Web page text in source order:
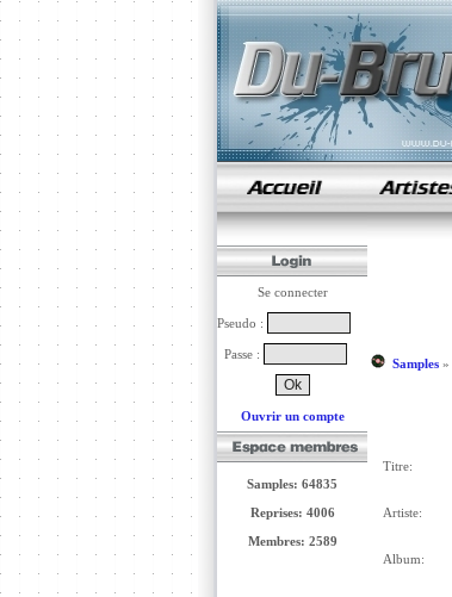
samples de rap
Se connecter
Pseudo :
Passe :
Ouvrir un compte
Samples: 64835
Reprises: 4006
Membres: 2589
Samples»
Titre:
Artiste:
Album: